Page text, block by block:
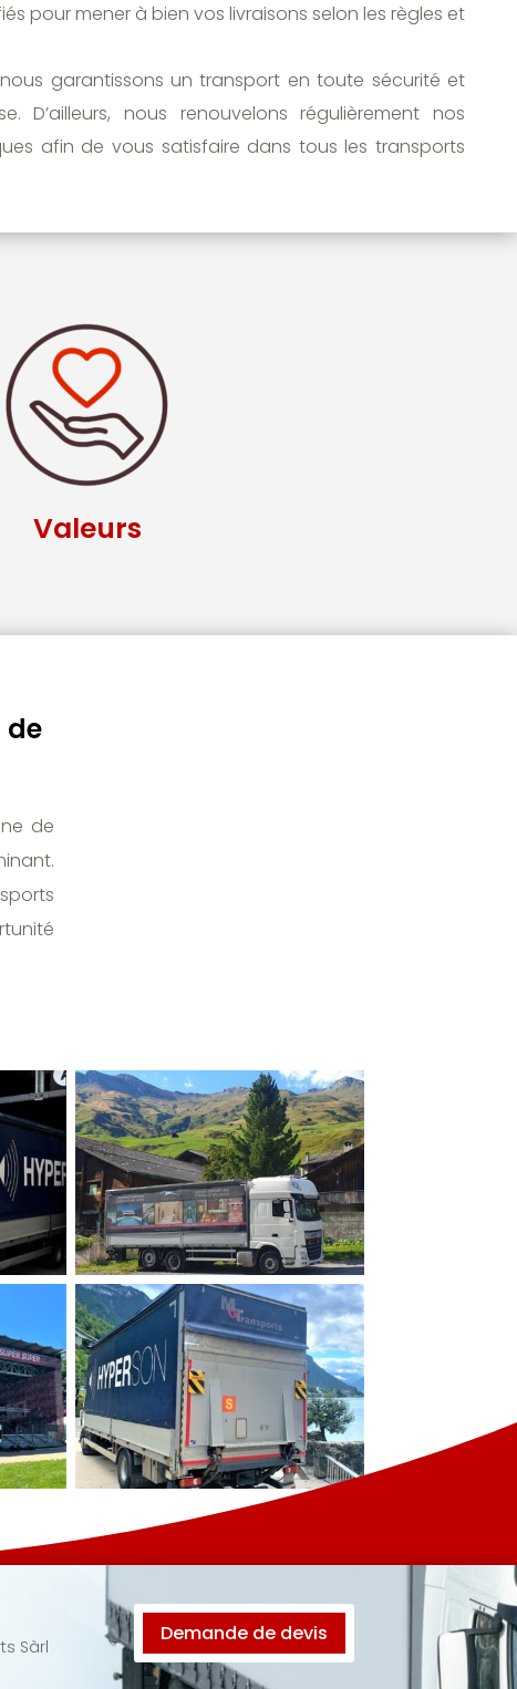
pour mener à bien vos livraisons selon les règles et
garantissons un transport en toute sécurité et
D’ailleurs, nous renouvelons régulièrement nos
afin de vous satisfaire dans tous les transports
Valeurs
de
de
Sàrl
Demande de devis